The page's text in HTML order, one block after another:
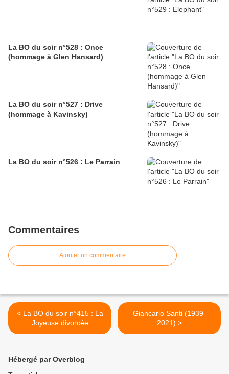
La BO du soir n°528 : Once
(hommage à Glen Hansard)
La BO du soir n°527 : Drive
(hommage à Kavinsky)
La BO du soir n°526 : Le Parrain
Commentaires
Ajouter un commentaire
< La BO du soir n°415 : La
Joyeuse divorcée
Giancarlo Santi (1939-
2021) >
Hébergé par Overblog